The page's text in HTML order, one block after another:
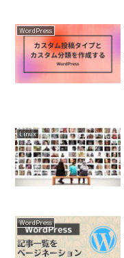
WordPress
Linux
WordPress